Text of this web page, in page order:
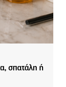
σπατάλη ή